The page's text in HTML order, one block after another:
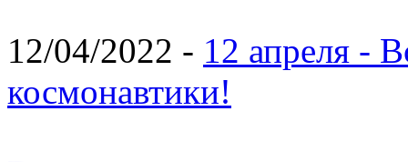
12/04/2022 - 12 апреля -
космонавтики!